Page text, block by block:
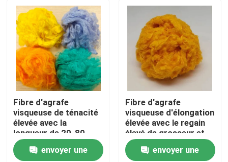
Aperçu
Fibre d'agrafe
visqueuse de ténacité
élevée avec la
longueur de 20-80
millimètre
envoyer une
Fibre d'agrafe
visqueuse d'élongation
élevée avec le regain
élevé de grosseur et
d'humidité de 10-12%
envoyer une